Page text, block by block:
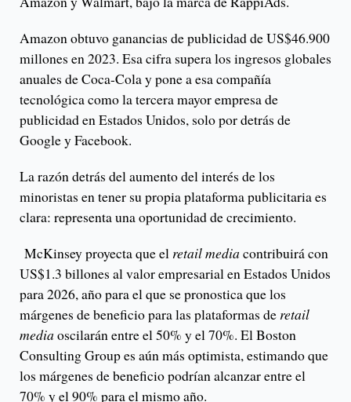
Amazon obtuvo ganancias de publicidad de US$46.900
millones en 2023. Esa cifra supera los ingresos globales
anuales de Coca-Cola y pone a esa compañía
tecnológica como la tercera mayor empresa de
publicidad en Estados Unidos, solo por detrás de
Google y Facebook.
La razón detrás del aumento del interés de los
minoristas en tener su propia plataforma publicitaria es
clara: representa una oportunidad de crecimiento.
McKinsey proyecta que el retail mediacontribuirá con
US$1.3 billones al valor empresarial en Estados Unidos
para 2026, año para el que se pronostica que los
márgenes de beneficio para las plataformas de retail
mediaoscilarán entre el 50% y el 70%. El Boston
Consulting Group es aún más optimista, estimando que
los márgenes de beneficio podrían alcanzar entre el
70% y el 90% para el mismo año.